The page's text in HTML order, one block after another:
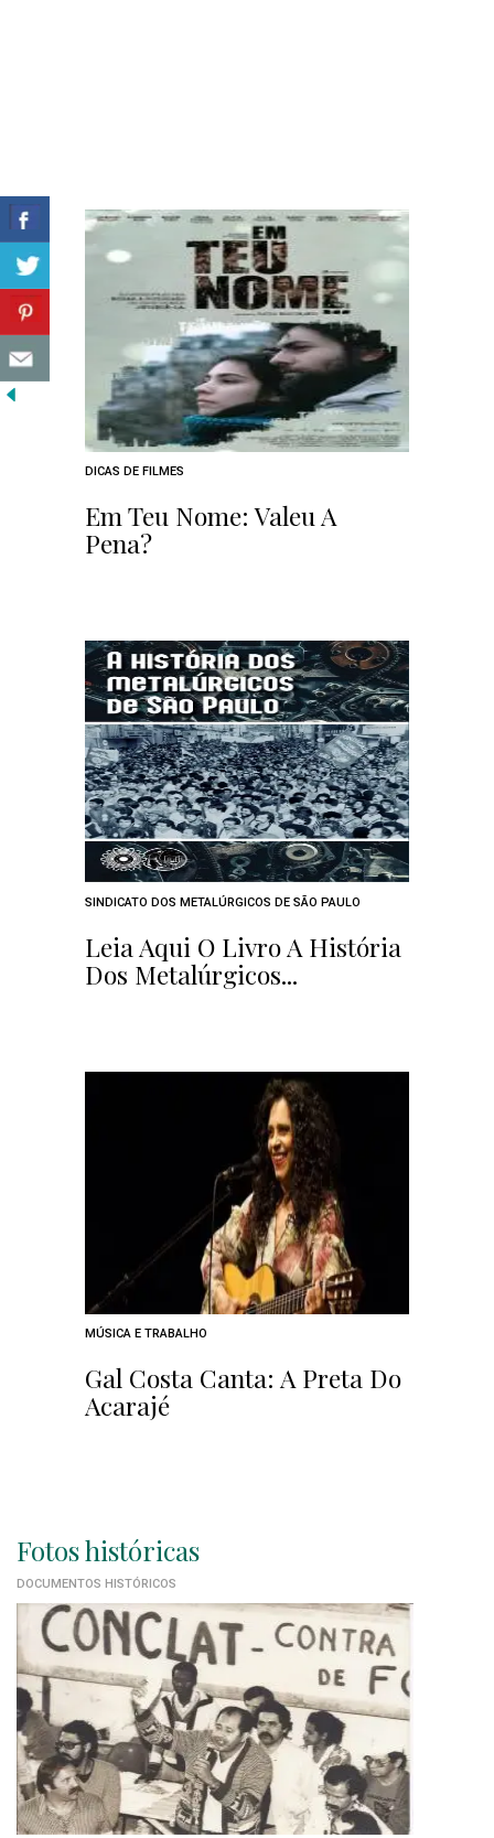
DICAS DE FILMES
Em Teu Nome: Valeu A
Pena?
SINDICATO DOS METALÚRGICOS DE SÃO PAULO
Leia Aqui O Livro A História
Dos Metalúrgicos...
MÚSICA E TRABALHO
Gal Costa Canta: A Preta Do
Acarajé
Fotos históricas
DOCUMENTOS HISTÓRICOS